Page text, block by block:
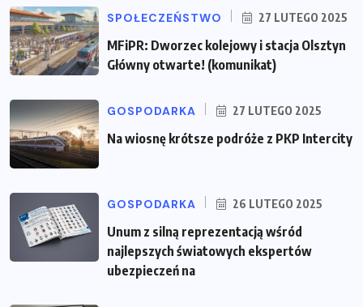
SPOŁECZEŃSTWO 27 LUTEGO 2025
MFiPR: Dworzec kolejowy i stacja Olsztyn
Główny otwarte! (komunikat)
GOSPODARKA 27 LUTEGO 2025
Na wiosnę krótsze podróże z PKP Intercity
GOSPODARKA 26 LUTEGO 2025
Unum z silną reprezentacją wśród
najlepszych światowych ekspertów
ubezpieczeń na